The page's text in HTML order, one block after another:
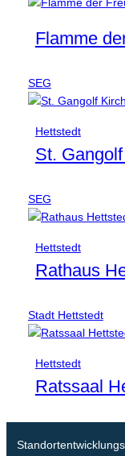
Flamme
SEG
Hettstedt
St.
SEG
Hettstedt
Rathaus
Stadt Hettstedt
Hettstedt
Ratssaal